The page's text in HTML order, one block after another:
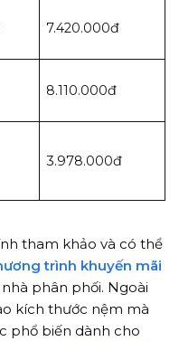
7.420.000đ
8.110.000đ
3.978.000đ
tham khảo và có thể
trình khuyến mãi
phân phối. Ngoài
kích thước nệm mà
phổ biến dành cho